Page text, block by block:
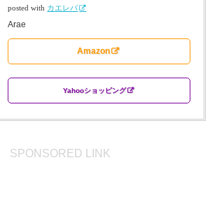
posted with カエレバ
Arae
Amazon
Yahooショッピング
SPONSORED LINK